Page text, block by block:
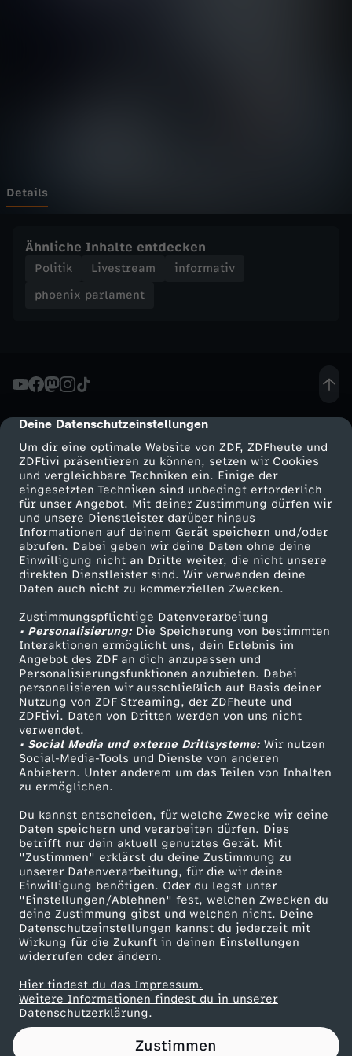
cmp-dialog-description
Deine Datenschutzeinstellungen
Um dir eine optimale Website von ZDF, ZDFheute und
ZDFtivi präsentieren zu können, setzen wir Cookies
und vergleichbare Techniken ein. Einige der
eingesetzten Techniken sind unbedingt erforderlich
für unser Angebot. Mit deiner Zustimmung dürfen wir
und unsere Dienstleister darüber hinaus
Informationen auf deinem Gerät speichern und/oder
abrufen. Dabei geben wir deine Daten ohne deine
Einwilligung nicht an Dritte weiter, die nicht unsere
direkten Dienstleister sind. Wir verwenden deine
Daten auch nicht zu kommerziellen Zwecken.
Zustimmungspflichtige Datenverarbeitung
• Personalisierung:Die Speicherung von bestimmten
Interaktionen ermöglicht uns, dein Erlebnis im
Angebot des ZDF an dich anzupassen und
Personalisierungsfunktionen anzubieten. Dabei
personalisieren wir ausschließlich auf Basis deiner
Nutzung von ZDF Streaming, der ZDFheute und
ZDFtivi. Daten von Dritten werden von uns nicht
verwendet.
• Social Media und externe Drittsysteme:Wir nutzen
Social-Media-Tools und Dienste von anderen
Anbietern. Unter anderem um das Teilen von Inhalten
zu ermöglichen.
Du kannst entscheiden, für welche Zwecke wir deine
Daten speichern und verarbeiten dürfen. Dies
betrifft nur dein aktuell genutztes Gerät. Mit
"Zustimmen" erklärst du deine Zustimmung zu
unserer Datenverarbeitung, für die wir deine
Einwilligung benötigen. Oder du legst unter
"Einstellungen/Ablehnen" fest, welchen Zwecken du
deine Zustimmung gibst und welchen nicht. Deine
Datenschutzeinstellungen kannst du jederzeit mit
Wirkung für die Zukunft in deinen Einstellungen
widerrufen oder ändern.
Hier findest du das Impressum.
Weitere Informationen findest du in unserer
Datenschutzerklärung.
Zustimmen
m
n
G
e
n
e
r
a
l
d
e
b
a
t
t
e
:
A
m
i
Details
Ähnliche Inhalte entdecken
Politik Livestream
informativ
phoenix parlament
Mehr ZDF
ZDF-Apps
Smart TV
ZDFtext
Livestreams
Sendungen A-Z
TV-Programm
Service
ZDFmitreden
Kontakt zum ZDF
Tickets
Zuschauerservice
Hilfe
ZDF Unternehmen
Karriere
ZDF goes Schule
Werbefernsehen
Mainzelmännchen
Partner